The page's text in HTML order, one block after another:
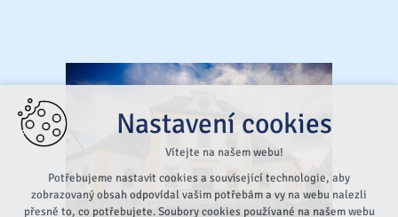
Nastavení cookies
Vítejte na našem webu!
Potřebujeme nastavit cookies a související technologie, aby
zobrazovaný obsah odpovídal vašim potřebám a vy na webu nalezli
přesně to, co potřebujete. Soubory cookies používané na našem webu